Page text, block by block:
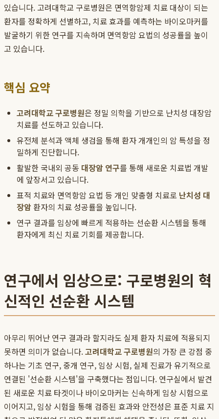
있습니다. 고려대학교 구로병원은 면역항암제 치료 대상이 되는
환자를 정확하게 선별하고, 치료 효과를 예측하는 바이오마커를
발굴하기 위한 연구를 지속하며 면역항암 요법의 성공률을 높이
고 있습니다.
핵심 요약
고려대학교 구로병원은 정밀 의학을 기반으로 난치성 대장암
치료를 선도하고 있습니다.
유전체 분석과 액체 생검을 통해 환자 개개인의 암 특성을 정
밀하게 진단합니다.
활발한 국내외 공동 대장암 연구를 통해 새로운 치료법 개발
에 앞장서고 있습니다.
표적 치료와 면역항암 요법 등 개인 맞춤형 치료로 난치성 대
장암 환자의 치료 성공률을 높입니다.
연구 결과를 임상에 빠르게 적용하는 선순환 시스템을 통해
환자에게 최신 치료 기회를 제공합니다.
연구에서 임상으로: 구로병원의 혁
신적인 선순환 시스템
아무리 뛰어난 연구 결과라 할지라도 실제 환자 치료에 적용되지
못하면 의미가 없습니다.고려대학교 구로병원의 가장 큰 강점 중
하나는 기초 연구, 중개 연구, 임상 시험, 실제 진료가 유기적으로
연결된 '선순환 시스템'을 구축했다는 점입니다. 연구실에서 발견
된 새로운 치료 타겟이나 바이오마커는 신속하게 임상 시험으로
이어지고, 임상 시험을 통해 검증된 효과와 안전성은 표준 치료 지